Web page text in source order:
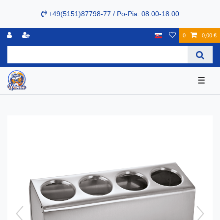
+49(5151)87798-77 / Po-Pia: 08:00-18:00
0 0,00 €
☰